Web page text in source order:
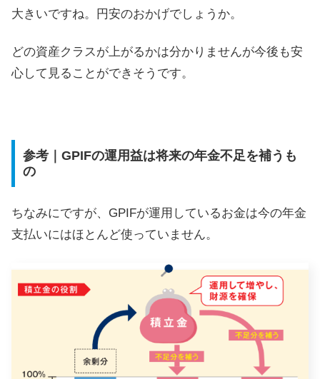
大きいですね。円安のおかげでしょうか。
どの資産クラスが上がるかは分かりませんが今後も安
心して見ることができそうです。
参考｜GPIFの運用益は将来の年金不足を補うも
の
ちなみにですが、GPIFが運用しているお金は今の年金
支払いにはほとんど使っていません。